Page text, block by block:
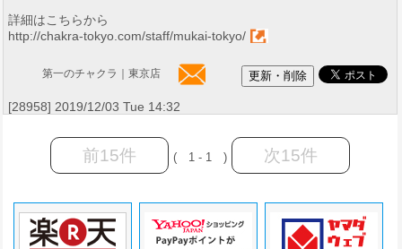
詳細はこちらから
http://chakra-tokyo.com/staff/mukai-tokyo/
第一のチャクラ｜東京店
[28958] 2019/12/03 Tue 14:32
前15件 ( 1 - 1 ) 次15件